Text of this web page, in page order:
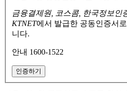
금융결제원, 코스콤, 한국정보인
KTNET에서 발급한 공동인증서로
니다.
안내 1600-1522
인증하기